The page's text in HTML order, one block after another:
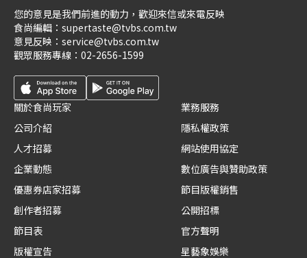
您的意見是我們前進的動力，歡迎來信或來電反映
食尚編輯： supertaste@tvbs.com.tw
意見反映： service@tvbs.com.tw
觀眾服務專線： 02-2656-1599
關於食尚玩家
公司介紹
人才招募
企業動態
優惠券店家招募
創作者招募
節目表
版權宣告
業務服務
隱私權政策
網站使用協定
數位廣告與贊助政策
節目版權銷售
公開招標
官方聲明
星藝象娛樂